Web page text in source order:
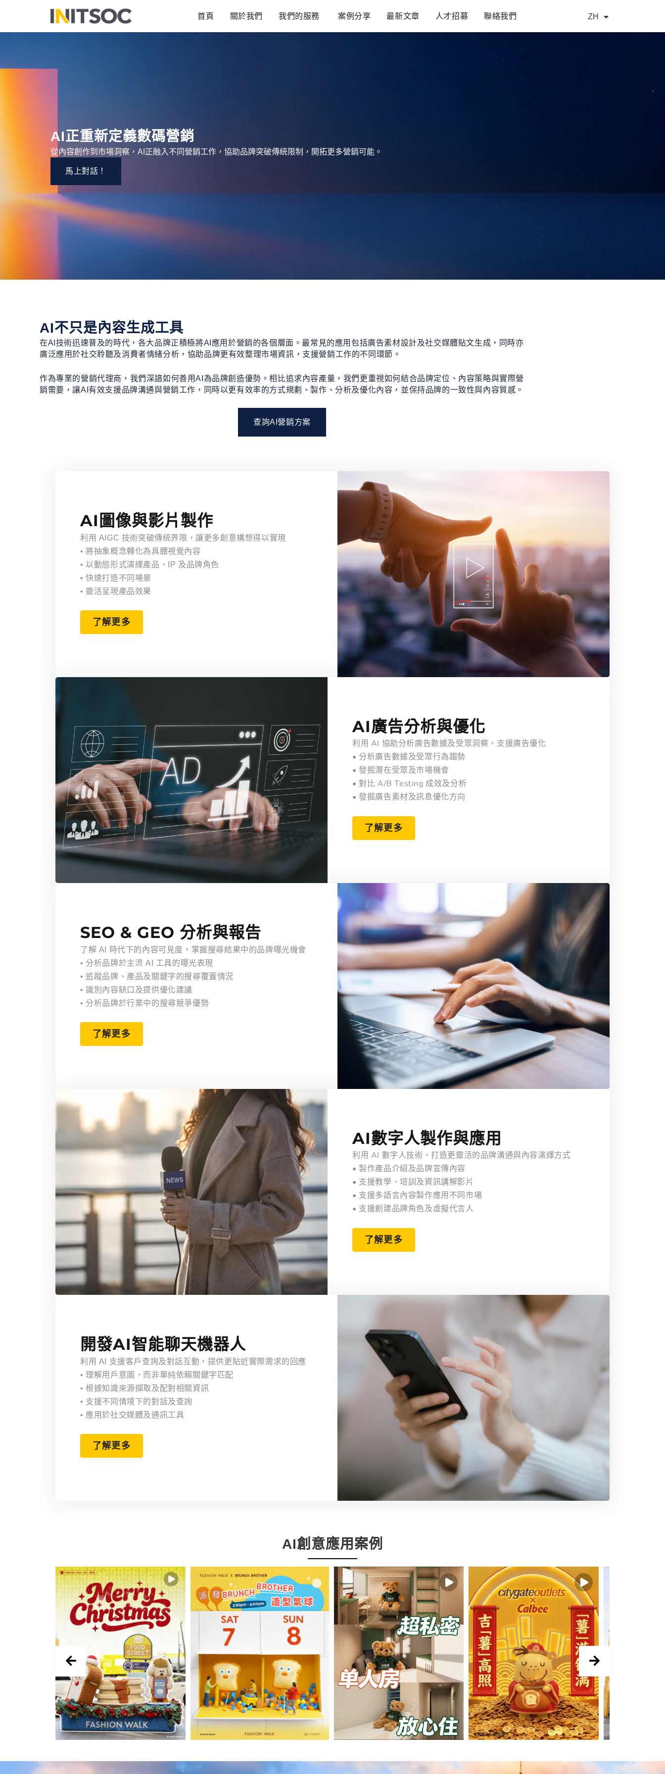
首頁 關於我們 我們的服務 Open 我們的服務
案例分享 最新文章 人才招募 聯絡我們 ZH
EN
AI正重新定義數碼營銷
從內容創作到市場洞察，AI正融入不同營銷工作，協助品牌突破傳統限制，開拓更多營銷可能。
馬上對話！
AI不只是內容生成工具
在AI技術迅速普及的時代，各大品牌正積極將AI應用於營銷的各個層面。最常見的應用包括廣告素材設計及社交媒體貼文生成，同時亦
廣泛應用於社交聆聽及消費者情緒分析，協助品牌更有效整理市場資訊，支援營銷工作的不同環節。
作為專業的營銷代理商，我們深諳如何善用AI為品牌創造優勢。相比追求內容產量，我們更重視如何結合品牌定位、內容策略與實際營
銷需要，讓AI有效支援品牌溝通與營銷工作，同時以更有效率的方式規劃、製作、分析及優化內容，並保持品牌的一致性與內容質感。
查詢AI營銷方案
AI圖像與影片製作
利用 AIGC 技術突破傳統界限，讓更多創意構想得以實現
• 將抽象概念轉化為具體視覺內容
• 以動態形式演繹產品、IP 及品牌角色
• 快速打造不同場景
• 靈活呈現產品效果
了解更多
AI廣告分析與優化
利用 AI 協助分析廣告數據及受眾洞察，支援廣告優化
• 分析廣告數據及受眾行為趨勢
• 發掘潛在受眾及市場機會
• 對比 A/B Testing 成效及分析
• 發掘廣告素材及訊息優化方向
了解更多
SEO & GEO 分析與報告
了解 AI 時代下的內容可見度，掌握搜尋結果中的品牌曝光機會
• 分析品牌於主流 AI 工具的曝光表現
• 追蹤品牌、產品及關鍵字的搜尋覆蓋情況
• 識別內容缺口及提供優化建議
• 分析品牌於行業中的搜尋競爭優勢
了解更多
AI數字人製作與應用
利用 AI 數字人技術，打造更靈活的品牌溝通與內容演繹方式
• 製作產品介紹及品牌宣傳內容
• 支援教學、培訓及資訊講解影片
• 支援多語言內容製作應用不同市場
• 支援創建品牌角色及虛擬代言人
了解更多
開發AI智能聊天機器人
利用 AI 支援客戶查詢及對話互動，提供更貼近實際需求的回應
• 理解用戶意圖，而非單純依賴關鍵字匹配
• 根據知識來源擷取及配對相關資訊
• 支援不同情境下的對話及查詢
• 應用於社交媒體及通訊工具
了解更多
AI創意應用案例